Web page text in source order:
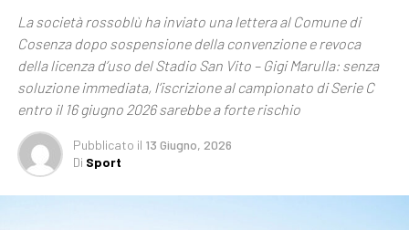
La società rossoblù ha inviato una lettera al Comune di
Cosenza dopo sospensione della convenzione e revoca
della licenza d’uso del Stadio San Vito – Gigi Marulla: senza
soluzione immediata, l’iscrizione al campionato di Serie C
entro il 16 giugno 2026 sarebbe a forte rischio
Pubblicato il 13 Giugno, 2026
Di Sport